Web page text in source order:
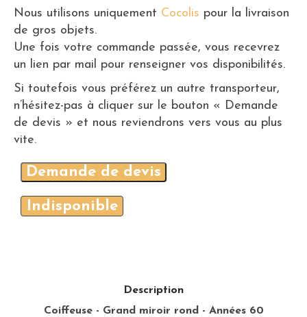
Nous utilisons uniquement Cocolis pour la livraison
de gros objets.
Une fois votre commande passée, vous recevrez
un lien par mail pour renseigner vos disponibilités.
Si toutefois vous préférez un autre transporteur,
n’hésitez-pas à cliquer sur le bouton « Demande
de devis » et nous reviendrons vers vous au plus
vite.
Demande de devis
Indisponible
Description
Coiffeuse - Grand miroir rond - Années 60